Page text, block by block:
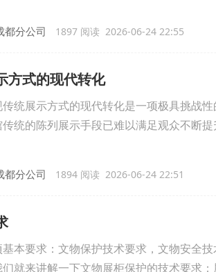
都分公司 1897 阅读 2026-06-24 22:55
方式的现代转化
统展示方式的现代转化是一项极具挑战
统的陈列展示手段已难以满足观众不断
都分公司 1894 阅读 2026-06-24 22:51
本要求：文物保护技术要求，文物安全
就来讲解一下文物展柜保护的技术要求